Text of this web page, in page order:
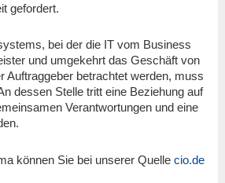
gefordert.
bei der die IT vom Business
und umgekehrt das Geschäft von
Auftraggeber betrachtet werden, muss
dessen Stelle tritt eine Beziehung auf
Verantwortungen und eine
können Sie bei unserer Quelle cio.de